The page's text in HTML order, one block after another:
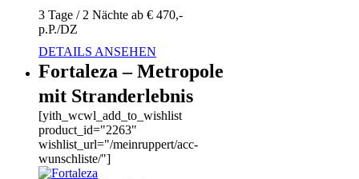
3 Tage / 2 Nächte ab € 470,-
p.P./DZ
DETAILS ANSEHEN
Fortaleza – Metropole
mit Stranderlebnis
[yith_wcwl_add_to_wishlist
product_id="2263"
wishlist_url="/meinruppert/acc-
wunschliste/"]